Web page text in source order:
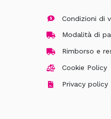
Condizioni di
Modalità di
Rimborso e
Cookie Policy
Privacy policy